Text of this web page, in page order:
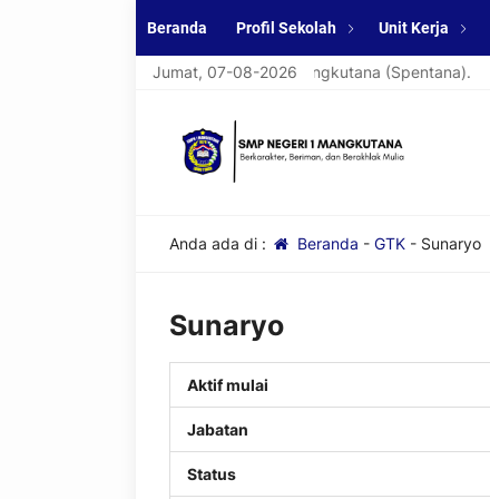
Beranda Profil Sekolah Unit Kerja
Jumat, 07-08-2026
datang di website resmi SMPN 1 Mangkutana (Spentana).
Anda ada di : Beranda - GTK- Sunaryo
Sunaryo
Aktif mulai
Jabatan
Status